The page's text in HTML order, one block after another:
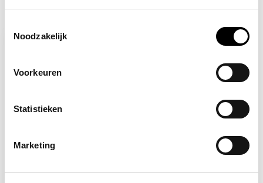
Noodzakelijk
Voorkeuren
Statistieken
Marketing
Recent bekeken